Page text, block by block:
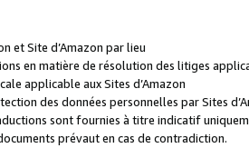
et Site d’Amazon par lieu
en matière de résolution des litiges
applicable aux Sites d’Amazon
des données personnelles par Sites
sont fournies à titre indicatif
prévaut en cas de contradiction.